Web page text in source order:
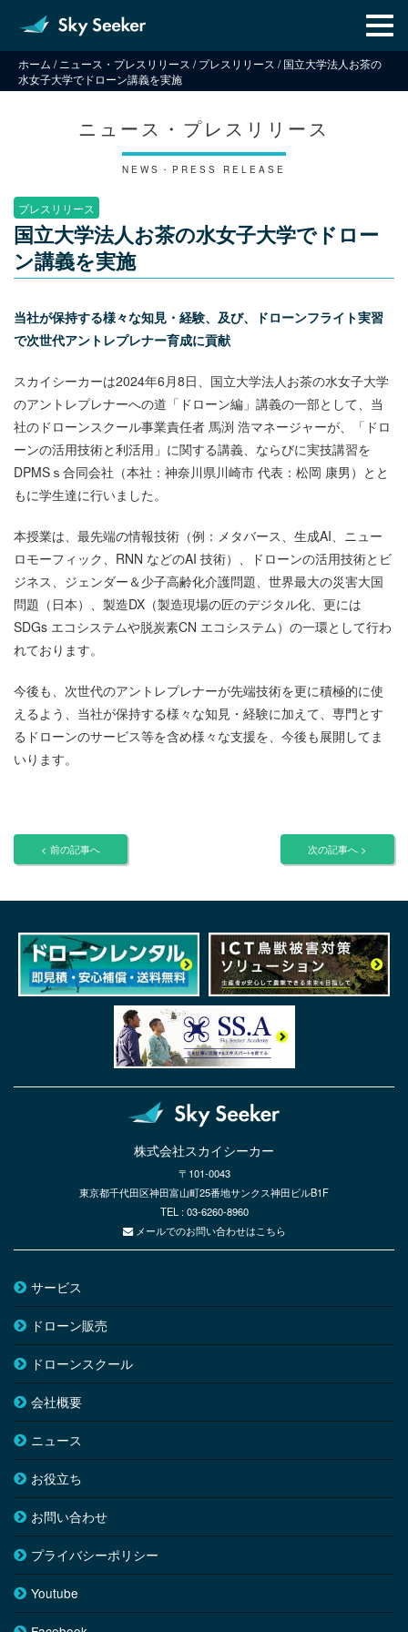
メ
ニ
ュ
ホーム / ニュース・プレスリリース /プレスリリース /国立大学法人お茶の
水女子大学でドローン講義を実施
ニュース・プレスリリース
NEWS・PRESS RELEASE
プレスリリース
国立大学法人お茶の水女子大学でドロー
ン講義を実施
当社が保持する様々な知見・経験、及び、ドローンフライト実習
で次世代アントレプレナー育成に貢献
スカイシーカーは2024年6月8日、国立大学法人お茶の水女子大学
のアントレプレナーへの道「ドローン編」講義の一部として、当
社のドローンスクール事業責任者 馬渕 浩マネージャーが、「ドロ
ーンの活用技術と利活用」に関する講義、ならびに実技講習を
DPMSｓ合同会社（本社：神奈川県川崎市 代表：松岡 康男）とと
もに学生達に行いました。
本授業は、最先端の情報技術（例：メタバース、生成AI、ニュー
ロモーフィック、RNN などのAI 技術）、ドローンの活用技術とビ
ジネス、ジェンダー＆少子高齢化介護問題、世界最大の災害大国
問題（日本）、製造DX（製造現場の匠のデジタル化、更には
SDGs エコシステムや脱炭素CN エコシステム）の一環として行わ
れております。
今後も、次世代のアントレプレナーが先端技術を更に積極的に使
えるよう、当社が保持する様々な知見・経験に加えて、専門とす
るドローンのサービス等を含め様々な支援を、今後も展開してま
いります。
< 前の記事へ 次の記事へ >
株式会社スカイシーカー
〒101-0043
東京都千代田区神田富山町25番地サンクス神田ビルB1F
TEL : 03-6260-8960
メールでのお問い合わせはこちら
サービス
ドローン販売
ドローンスクール
会社概要
ニュース
お役立ち
お問い合わせ
プライバシーポリシー
Youtube